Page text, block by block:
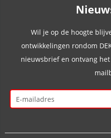
Wil je op de hoogte
ontwikkelingen rondom
nieuwsbrief en ontvang